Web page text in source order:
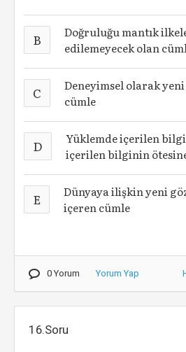
B
Doğruluğu mantık
edilemeyecek olan
C
Deneyimsel olarak
cümle
D
Yüklemde içerilen
içerilen bilginin
E
Dünyaya ilişkin yeni
içeren cümle
0 Yorum Yorum Yap
16.Soru